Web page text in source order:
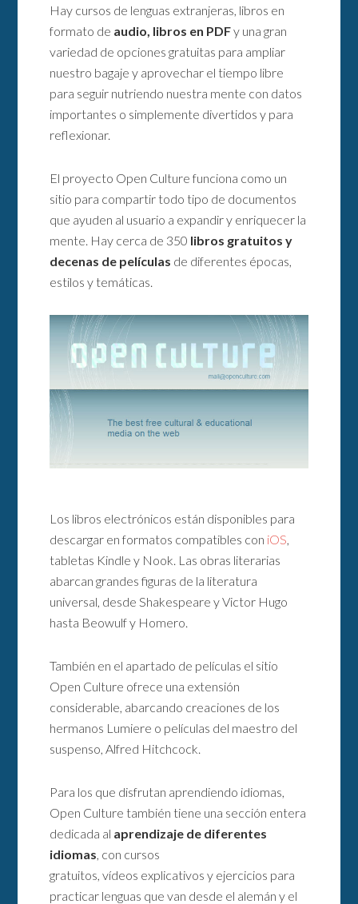
Hay cursos de lenguas extranjeras, libros en
formato de audio, libros en PDFy una gran
variedad de opciones gratuitas para ampliar
nuestro bagaje y aprovechar el tiempo libre
para seguir nutriendo nuestra mente con datos
importantes o simplemente divertidos y para
reflexionar.
El proyecto Open Culture funciona como un
sitio para compartir todo tipo de documentos
que ayuden al usuario a expandir y enriquecer la
mente. Hay cerca de 350 libros gratuitos y
decenas de películas de diferentes épocas,
estilos y temáticas.
Los libros electrónicos están disponibles para
descargar en formatos compatibles con iOS
tabletas Kindle y Nook. Las obras literarias
abarcan grandes figuras de la literatura
universal, desde Shakespeare y Victor Hugo
hasta Beowulf y Homero.
También en el apartado de películas el sitio
Open Culture ofrece una extensión
considerable, abarcando creaciones de los
hermanos Lumiere o películas del maestro del
suspenso, Alfred Hitchcock.
Para los que disfrutan aprendiendo idiomas,
Open Culture también tiene una sección entera
dedicada al aprendizaje de diferentes
idiomas , con cursos
gratuitos, vídeos explicativos y ejercicios para
practicar lenguas que van desde el alemán y el